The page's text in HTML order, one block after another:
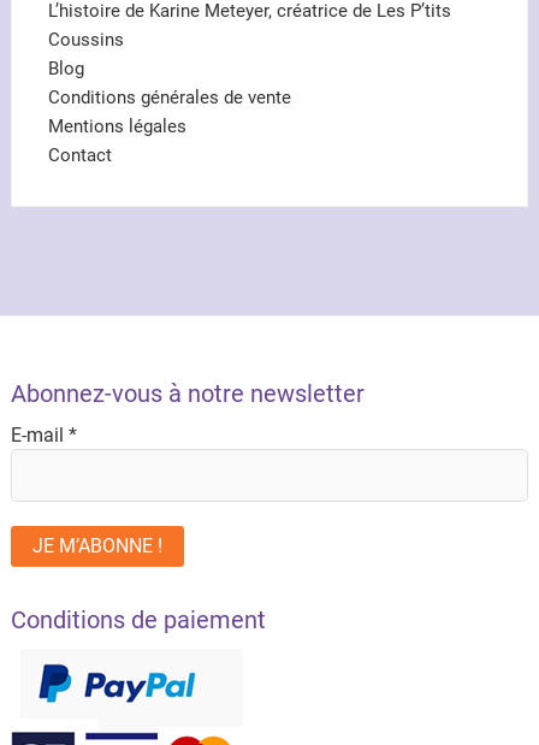
L’histoire de Karine Meteyer, créatrice de Les P’tits
Coussins
Blog
Conditions générales de vente
Mentions légales
Contact
Abonnez-vous à notre newsletter
E-mail *
Conditions de paiement